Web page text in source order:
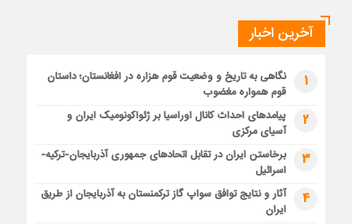
آخرین اخبار
1
نگاهی به تاریخ و وضعیت قوم هزاره در افغانستان؛ داستان
قوم همواره مغضوب
2
پیامدهای احداث کانال اوراسیا بر ژئواکونومیک ایران و
آسیای مرکزی
3
برخاستن ایران در تقابل اتحادهای جمهوری آذربایجان-ترکیه-
اسرائیل
4
آثار و نتایج توافق سواپ گاز ترکمنستان به آذربایجان از طریق
ایران